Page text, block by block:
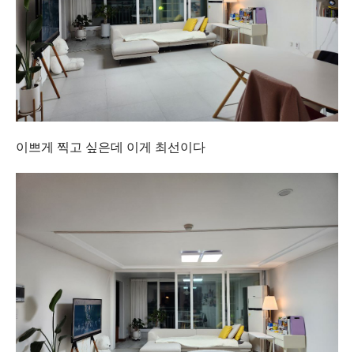
이쁘게 찍고 싶은데 이게 최선이다